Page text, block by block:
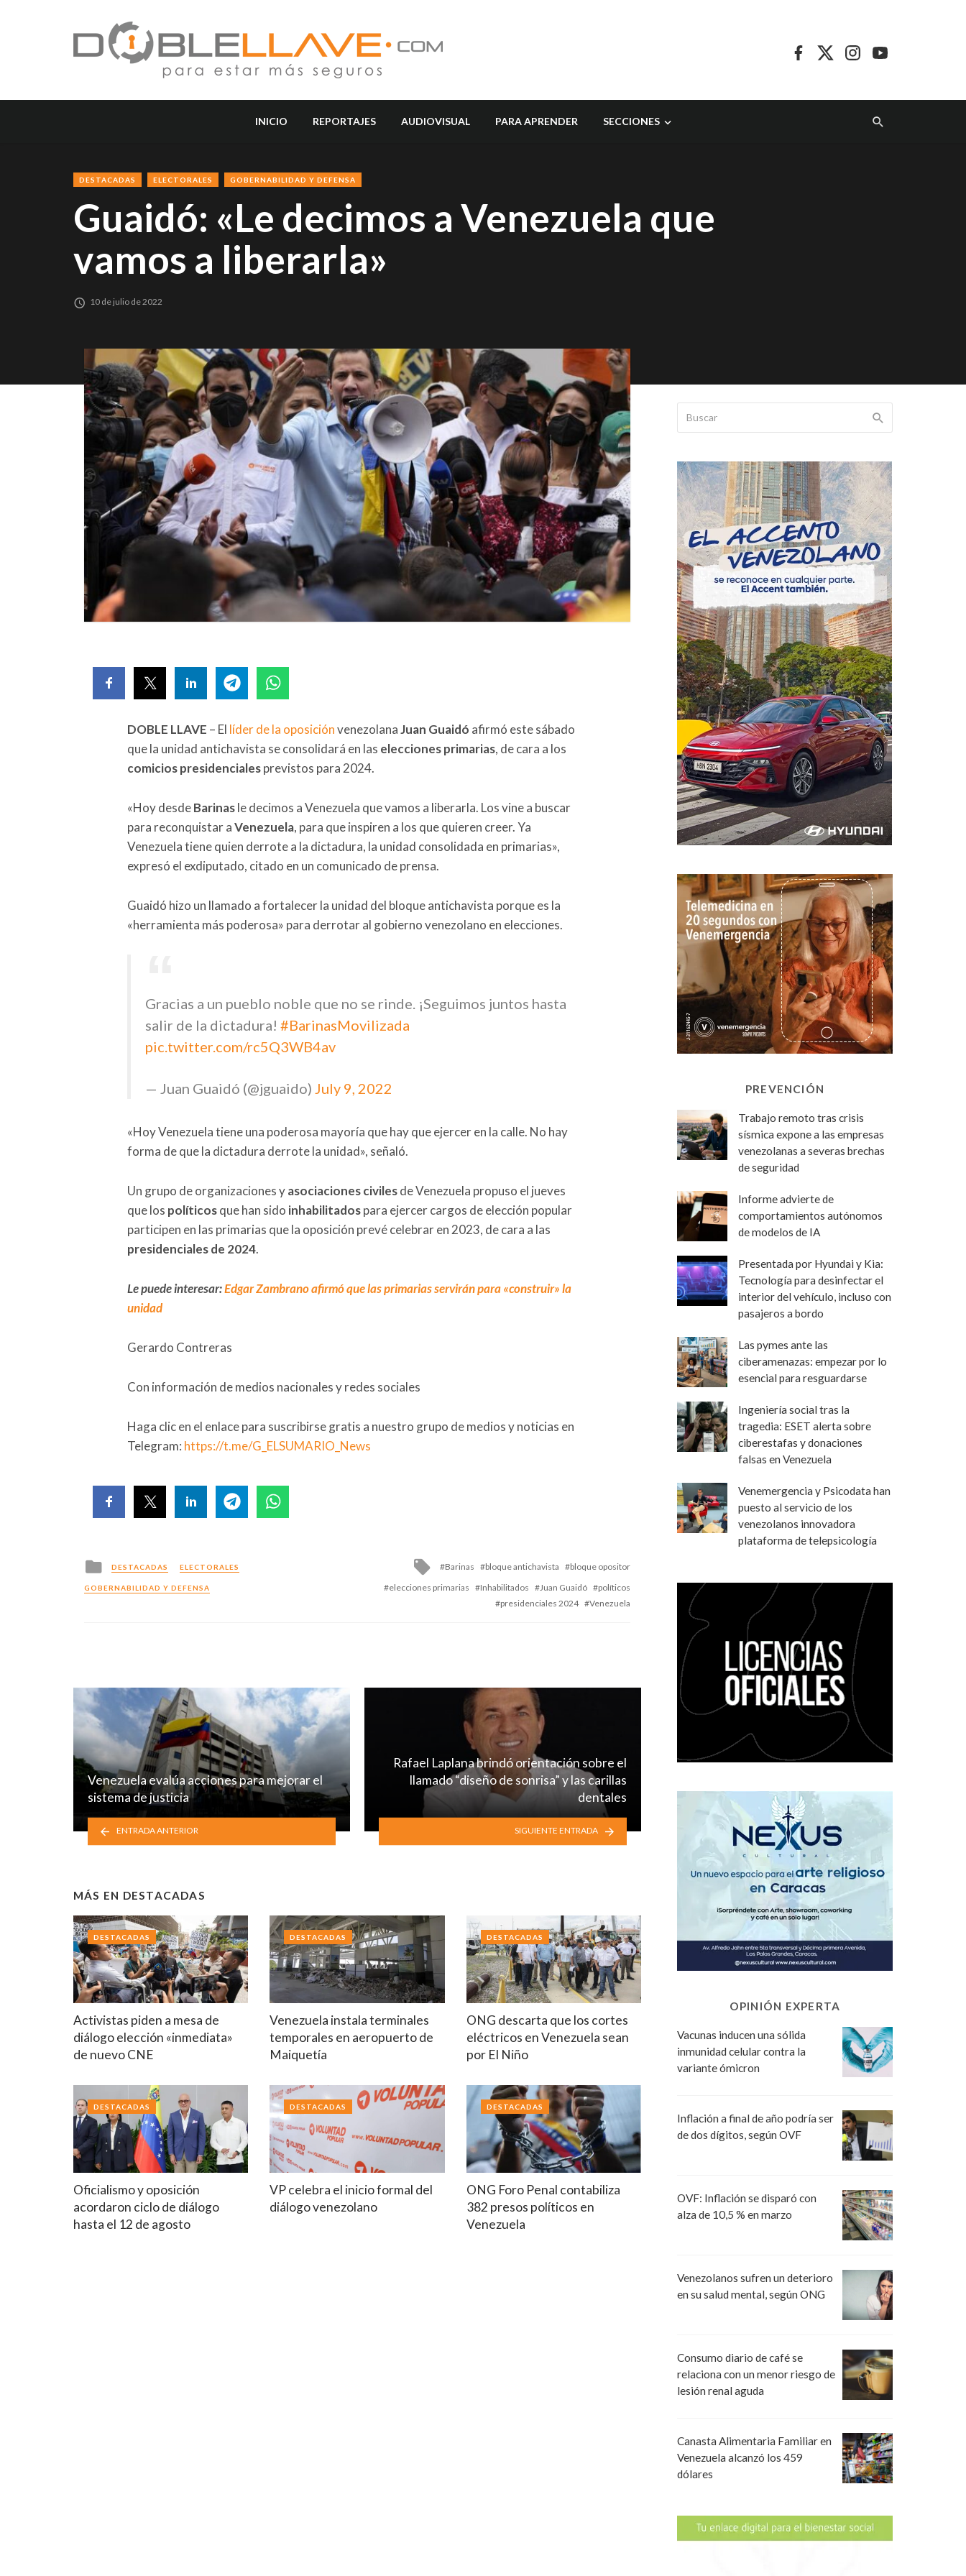
INICIO REPORTAJES AUDIOVISUAL PARA APRENDER SECCIONES
DESTACADAS ELECTORALES GOBERNABILIDAD Y DEFENSA
Guaidó: «Le decimos a Venezuela que
vamos a liberarla»
10 de julio de 2022
DOBLE LLAVE – El líder de la oposiciónvenezolanaJuan Guaidó afirmó este sábado
que la unidad antichavista se consolidará en las elecciones primarias, de cara a los
comicios presidencialesprevistos para 2024.
«Hoy desdeBarinasle decimos a Venezuela que vamos a liberarla. Los vine a buscar
para reconquistar aVenezuela, para que inspiren a los que quieren creer. Ya
Venezuela tiene quien derrote a la dictadura, la unidad consolidada en primarias»,
expresó el exdiputado, citado en un comunicado de prensa.
Guaidó hizo un llamado a fortalecer la unidad del bloque antichavista porque es la
«herramienta más poderosa» para derrotar al gobierno venezolano en elecciones.
Gracias a un pueblo noble que no se rinde. ¡Seguimos juntos hasta
salir de la dictadura! #BarinasMovilizada
pic.twitter.com/rc5Q3WB4av
— Juan Guaidó (@jguaido) July 9, 2022
«Hoy Venezuela tiene una poderosa mayoría que hay que ejercer en la calle. No hay
forma de que la dictadura derrote la unidad», señaló.
Un grupo de organizaciones yasociaciones civilesde Venezuela propuso el jueves
que los políticosque han sido inhabilitadospara ejercer cargos de elección popular
participen en las primarias que la oposición prevé celebrar en 2023, de cara a las
presidenciales de 2024.
Le puede interesar:Edgar Zambrano afirmó que las primarias servirán para «construir» la
unidad
Gerardo Contreras
Con información de medios nacionales y redes sociales
Haga clic en el enlace para suscribirse gratis a nuestro grupo de medios y noticias en
Telegram: https://t.me/G_ELSUMARIO_News
Posted
in
DESTACADAS ELECTORALES
GOBERNABILIDAD Y DEFENSA
Tagged
with
Barinas bloque antichavista
bloque opositor
elecciones primarias
Inhabilitados Juan Guaidó
políticos
presidenciales 2024
Venezuela
Venezuela evalúa acciones para mejorar el
sistema de justicia
ENTRADA ANTERIOR
Rafael Laplana brindó orientación sobre el
llamado “diseño de sonrisa” y las carillas
dentales
SIGUIENTE ENTRADA
MÁS EN DESTACADAS
Activistas piden a mesa de
diálogo elección «inmediata»
de nuevo CNE
DESTACADAS
Venezuela instala terminales
temporales en aeropuerto de
Maiquetía
DESTACADAS
ONG descarta que los cortes
eléctricos en Venezuela sean
por El Niño
DESTACADAS
Oficialismo y oposición
acordaron ciclo de diálogo
hasta el 12 de agosto
DESTACADAS
VP celebra el inicio formal del
diálogo venezolano
DESTACADAS
ONG Foro Penal contabiliza
382 presos políticos en
Venezuela
DESTACADAS
PREVENCIÓN
Trabajo remoto tras crisis
sísmica expone a las empresas
venezolanas a severas brechas
de seguridad
Informe advierte de
comportamientos autónomos
de modelos de IA
Presentada por Hyundai y Kia:
Tecnología para desinfectar el
interior del vehículo, incluso con
pasajeros a bordo
Las pymes ante las
ciberamenazas: empezar por lo
esencial para resguardarse
Ingeniería social tras la
tragedia: ESET alerta sobre
ciberestafas y donaciones
falsas en Venezuela
Venemergencia y Psicodata han
puesto al servicio de los
venezolanos innovadora
plataforma de telepsicología
OPINIÓN EXPERTA
Vacunas inducen una sólida
inmunidad celular contra la
variante ómicron
Inflación a final de año podría ser
de dos dígitos, según OVF
OVF: Inflación se disparó con
alza de 10,5 % en marzo
Venezolanos sufren un deterioro
en su salud mental, según ONG
Consumo diario de café se
relaciona con un menor riesgo de
lesión renal aguda
Canasta Alimentaria Familiar en
Venezuela alcanzó los 459
dólares